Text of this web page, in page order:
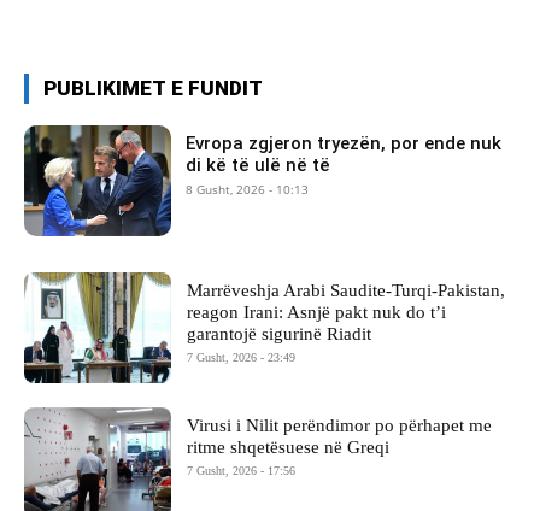
PUBLIKIMET E FUNDIT
Evropa zgjeron tryezën, por ende nuk
di kë të ulë në të
8 Gusht, 2026 - 10:13
Marrëveshja Arabi Saudite-Turqi-Pakistan,
reagon Irani: Asnjë pakt nuk do t’i
garantojë sigurinë Riadit
7 Gusht, 2026 - 23:49
Virusi i Nilit perëndimor po përhapet me
ritme shqetësuese në Greqi
7 Gusht, 2026 - 17:56